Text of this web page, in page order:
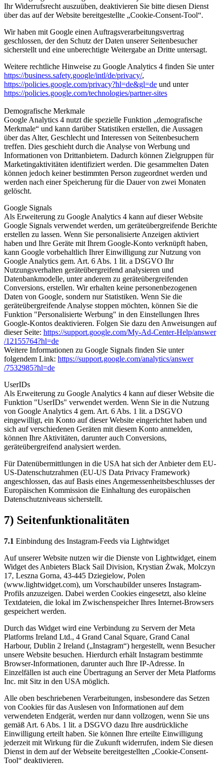
Ihr Widerrufsrecht auszuüben, deaktivieren Sie bitte diesen Dienst
über das auf der Website bereitgestellte „Cookie-Consent-Tool“.
Wir haben mit Google einen Auftragsverarbeitungsvertrag
geschlossen, der den Schutz der Daten unserer Seitenbesucher
sicherstellt und eine unberechtigte Weitergabe an Dritte untersagt.
Weitere rechtliche Hinweise zu Google Analytics 4 finden Sie unter
https://business.safety.google/intl/de/privacy/,
https://policies.google.com/privacy?hl=de&gl=de und unter
https://policies.google.com/technologies/partner-sites
Demografische Merkmale
Google Analytics 4 nutzt die spezielle Funktion „demografische
Merkmale“ und kann darüber Statistiken erstellen, die Aussagen
über das Alter, Geschlecht und Interessen von Seitenbesuchern
treffen. Dies geschieht durch die Analyse von Werbung und
Informationen von Drittanbietern. Dadurch können Zielgruppen für
Marketingaktivitäten identifiziert werden. Die gesammelten Daten
können jedoch keiner bestimmten Person zugeordnet werden und
werden nach einer Speicherung für die Dauer von zwei Monaten
gelöscht.
Google Signals
Als Erweiterung zu Google Analytics 4 kann auf dieser Website
Google Signals verwendet werden, um geräteübergreifende Berichte
erstellen zu lassen. Wenn Sie personalisierte Anzeigen aktiviert
haben und Ihre Geräte mit Ihrem Google-Konto verknüpft haben,
kann Google vorbehaltlich Ihrer Einwilligung zur Nutzung von
Google Analytics gem. Art. 6 Abs. 1 lit. a DSGVO Ihr
Nutzungsverhalten geräteübergreifend analysieren und
Datenbankmodelle, unter anderem zu geräteübergreifenden
Conversions, erstellen. Wir erhalten keine personenbezogenen
Daten von Google, sondern nur Statistiken. Wenn Sie die
geräteübergreifende Analyse stoppen möchten, können Sie die
Funktion "Personalisierte Werbung" in den Einstellungen Ihres
Google-Kontos deaktivieren. Folgen Sie dazu den Anweisungen auf
dieser Seite: https://support.google.com/My-Ad-Center-Help/answer
/12155764?hl=de
Weitere Informationen zu Google Signals finden Sie unter
folgendem Link: https://support.google.com/analytics/answer
/7532985?hl=de
UserIDs
Als Erweiterung zu Google Analytics 4 kann auf dieser Website die
Funktion "UserIDs" verwendet werden. Wenn Sie in die Nutzung
von Google Analytics 4 gem. Art. 6 Abs. 1 lit. a DSGVO
eingewilligt, ein Konto auf dieser Website eingerichtet haben und
sich auf verschiedenen Geräten mit diesem Konto anmelden,
können Ihre Aktivitäten, darunter auch Conversions,
geräteübergreifend analysiert werden.
Für Datenübermittlungen in die USA hat sich der Anbieter dem EU-
US-Datenschutzrahmen (EU-US Data Privacy Framework)
angeschlossen, das auf Basis eines Angemessenheitsbeschlusses der
Europäischen Kommission die Einhaltung des europäischen
Datenschutzniveaus sicherstellt.
7) Seitenfunktionalitäten
7.1 Einbindung des Instagram-Feeds via Lightwidget
Auf unserer Website nutzen wir die Dienste von Lightwidget, einem
Widget des Anbieters Black Sail Division, Krystian Żwak, Molczyn
17, Leszna Gorna, 43-445 Dziegielow, Polen
(www.lightwidget.com), um Vorschaubilder unseres Instagram-
Profils anzuzeigen. Dabei werden Cookies eingesetzt, also kleine
Textdateien, die lokal im Zwischenspeicher Ihres Internet-Browsers
gespeichert werden.
Durch das Widget wird eine Verbindung zu Servern der Meta
Platforms Ireland Ltd., 4 Grand Canal Square, Grand Canal
Harbour, Dublin 2 Ireland („Instagram“) hergestellt, wenn Besucher
unsere Website besuchen. Hierdurch erhält Instagram bestimmte
Browser-Informationen, darunter auch Ihre IP-Adresse. In
Einzelfällen ist auch eine Übertragung an Server der Meta Platforms
Inc. mit Sitz in den USA möglich.
Alle oben beschriebenen Verarbeitungen, insbesondere das Setzen
von Cookies für das Auslesen von Informationen auf dem
verwendeten Endgerät, werden nur dann vollzogen, wenn Sie uns
gemäß Art. 6 Abs. 1 lit. a DSGVO dazu Ihre ausdrückliche
Einwilligung erteilt haben. Sie können Ihre erteilte Einwilligung
jederzeit mit Wirkung für die Zukunft widerrufen, indem Sie diesen
Dienst in dem auf der Webseite bereitgestellten „Cookie-Consent-
Tool“ deaktivieren.